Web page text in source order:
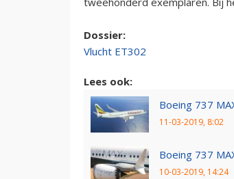
Dossier:
Vlucht ET302
Lees ook:
Boeing 737
11-03-2019, 8:02
Boeing 737
10-03-2019, 14:24